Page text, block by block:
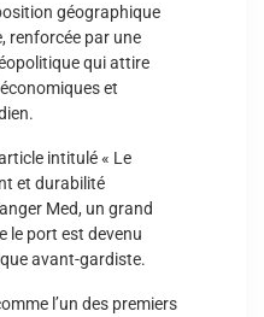
géographique
renforcée par une
qui attire
et
intitulé « Le
et durabilité
Med, un grand
le port est devenu
avant-gardiste.
l’un des premiers